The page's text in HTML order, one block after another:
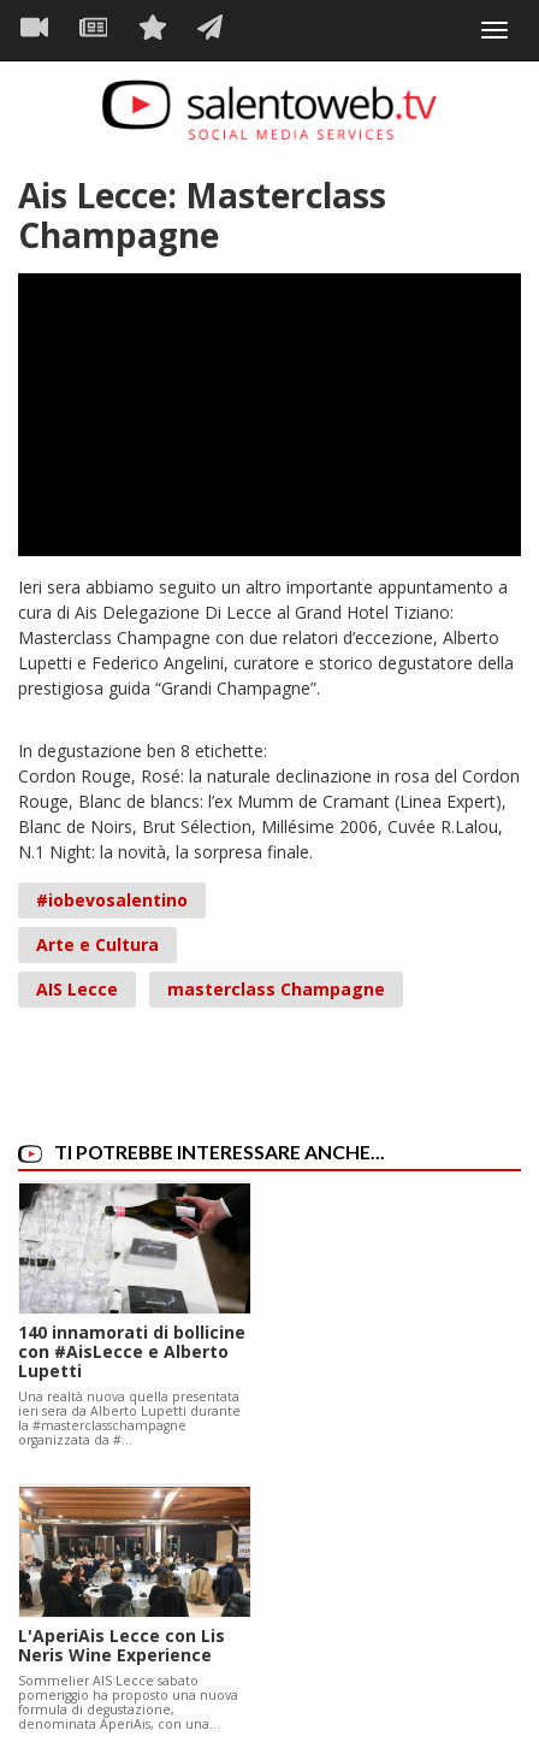
Salta
contenuto
Navigazione
principale
Ais Lecce: Masterclass
Champagne
Ieri sera abbiamo seguito un altro importante appuntamento a
cura di Ais Delegazione Di Lecce al Grand Hotel Tiziano:
Masterclass Champagne con due relatori d’eccezione, Alberto
Lupetti e Federico Angelini, curatore e storico degustatore della
prestigiosa guida “Grandi Champagne”.
In degustazione ben 8 etichette:
Cordon Rouge, Rosé: la naturale declinazione in rosa del Cordon
Rouge, Blanc de blancs: l’ex Mumm de Cramant (Linea Expert),
Blanc de Noirs, Brut Sélection, Millésime 2006, Cuvée R.Lalou,
N.1 Night: la novità, la sorpresa finale.
#iobevosalentino
Arte e Cultura
AIS Lecce
masterclass Champagne
TI POTREBBE INTERESSARE ANCHE...
140 innamorati di bollicine
con #AisLecce e Alberto
Lupetti
Una realtà nuova quella presentata
ieri sera da Alberto Lupetti durante
la #masterclasschampagne
organizzata da #…
L'AperiAis Lecce con Lis
Neris Wine Experience
Sommelier AIS Lecce sabato
pomeriggio ha proposto una nuova
formula di degustazione,
denominata AperiAis, con una…